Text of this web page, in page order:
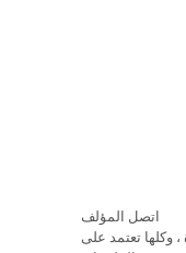
اتصل المؤلف
، وكلها تعتمد على